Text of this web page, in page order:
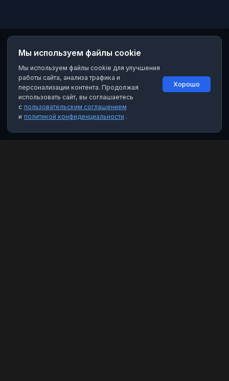
Мы используем файлы cookie
Мы используем файлы cookie для улучшения
работы сайта, анализа трафика и
персонализации контента. Продолжая
использовать сайт, вы соглашаетесь
с пользовательским соглашением
и политикой конфиденциальности .
Хорошо